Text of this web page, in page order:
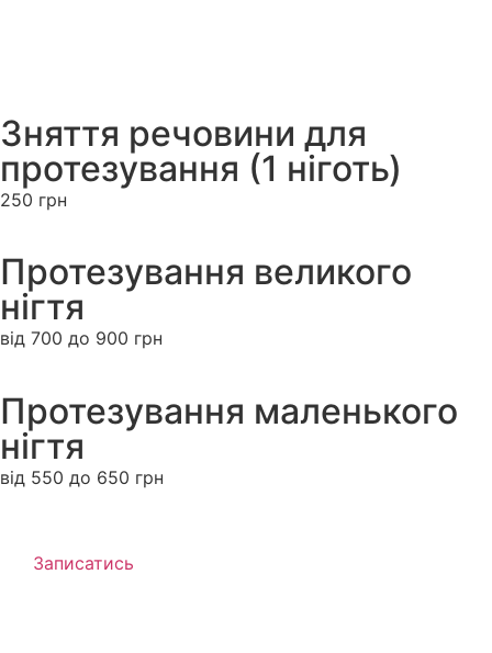
Зняття речовини для
протезування (1 ніготь)
250 грн
Протезування великого
нігтя
від 700 до 900 грн
Протезування маленького
нігтя
від 550 до 650 грн
Записатись